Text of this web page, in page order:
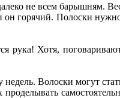
не всем барышням.
горячий. Полоски
Хотя,
Волоски могут